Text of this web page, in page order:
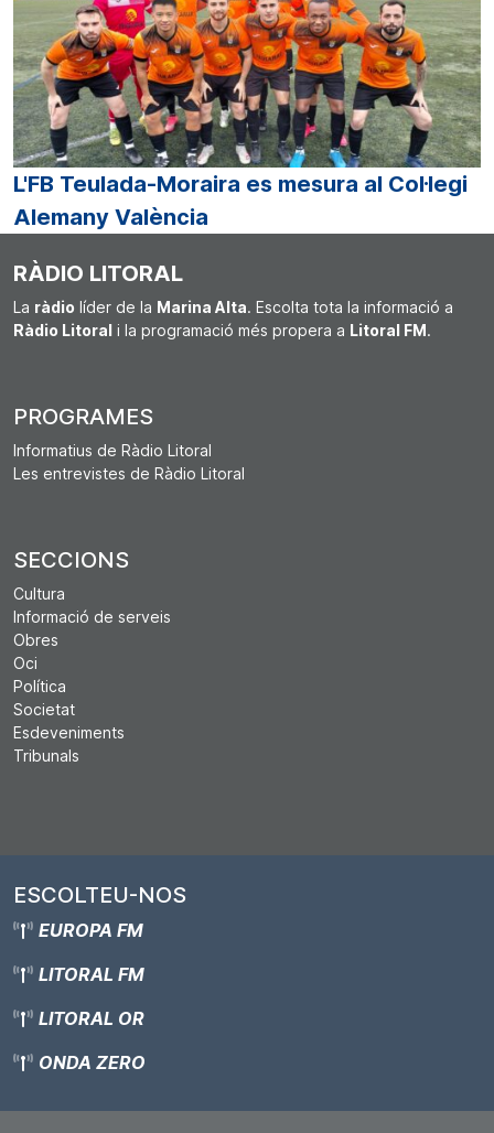
L'FB Teulada-Moraira es mesura al Col·legi
Alemany València
RÀDIO LITORAL
La ràdio líder de la Marina Alta. Escolta tota la informació a
Ràdio Litoral i la programació més propera a Litoral FM.
PROGRAMES
Informatius de Ràdio Litoral
Les entrevistes de Ràdio Litoral
SECCIONS
Cultura
Informació de serveis
Obres
Oci
Política
Societat
Esdeveniments
Tribunals
ESCOLTEU-NOS
EUROPA FM
LITORAL FM
LITORAL OR
ONDA ZERO